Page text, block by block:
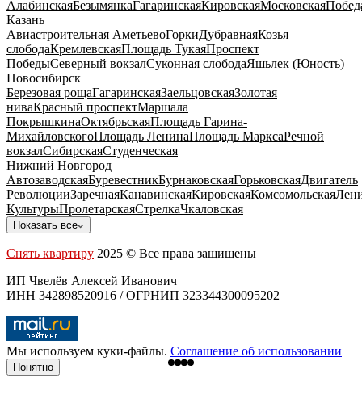
АлабинскаяБезымянкаГагаринскаяКировскаяМосковская
Казань
Авиастроительная АметьевоГоркиДубравнаяКозья
слободаКремлевскаяПлощадь ТукаяПроспект
ПобедыСеверный вокзалСуконная слободаЯшьлек (Юность)
Новосибирск
Березовая рощаГагаринскаяЗаельцовскаяЗолотая
ниваКрасный проспектМаршала
ПокрышкинаОктябрьскаяПлощадь Гарина-
МихайловскогоПлощадь ЛенинаПлощадь МарксаРечной
вокзалСибирскаяСтуденческая
Нижний Новгород
АвтозаводскаяБуревестникБурнаковскаяГорьковскаяДвигатель
РеволюцииЗаречнаяКанавинскаяКировскаяКомсомольская
КультурыПролетарскаяСтрелкаЧкаловская
Показать все
Снять квартиру 2025 © Все права защищены
ИП Чвелёв Алексей Иванович
ИНН 342898520916 / ОГРНИП 323344300095202
Мы используем куки-файлы. Соглашение об использовании
Понятно